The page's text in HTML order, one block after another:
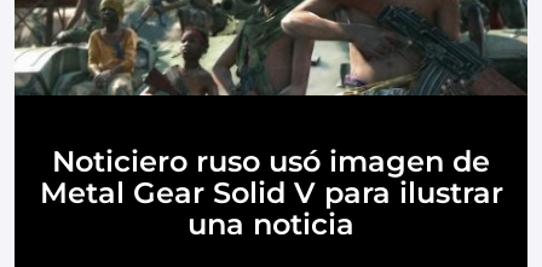
Noticiero ruso usó imagen de
Metal Gear Solid V para ilustrar
una noticia